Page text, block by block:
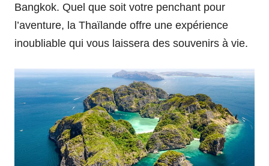
Bangkok. Quel que soit votre penchant pour
l’aventure, la Thaïlande offre une expérience
inoubliable qui vous laissera des souvenirs à vie.